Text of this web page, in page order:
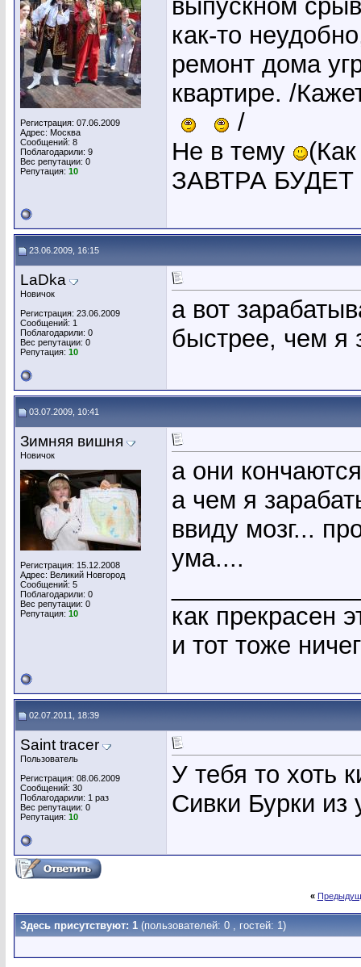
Регистрация: 07.06.2009
Адрес: Москва
Сообщений: 8
Поблагодарили: 9
Вес репутации: 0
Репутация: 10
выпускном
как-то
ремонт дома
квартире. /
/
Не в тему
ЗАВТРА
23.06.2009, 16:15
LaDka
Новичок
Регистрация: 23.06.2009
Сообщений: 1
Поблагодарили: 0
Вес репутации: 0
Репутация: 10
а вот
быстрее, чем я
03.07.2009, 10:41
Зимняя вишня
Новичок
Регистрация: 15.12.2008
Адрес: Великий Новгород
Сообщений: 5
Поблагодарили: 0
Вес репутации: 0
Репутация: 10
а они
а чем я
ввиду мозг...
ума....
как прекрасен
и тот тоже
02.07.2011, 18:39
Saint tracer
Пользователь
Регистрация: 08.06.2009
Сообщений: 30
Поблагодарили: 1 раз
Вес репутации: 0
Репутация: 10
У тебя то хоть
Сивки Бурки
«
Здесь присутствуют: 1 (пользователей: 0 , гостей: 1)